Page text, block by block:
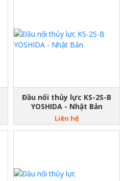
Đầu nối thủy lực KS-2S-B
YOSHIDA - Nhật Bản
Liên hệ